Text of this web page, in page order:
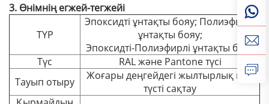
3. Өнімнің егжей-тегжейі
ТҮР
Эпоксидті ұнтақты бояу; Полиэфирлі
ұнтақты бояу;
Эпоксидті-Полиэфирлі ұнтақты бояу
Түс
RAL және Pantone түсі
Тауып отыру
Жоғары деңгейдегі жылтырлық пен
түсті сақтау